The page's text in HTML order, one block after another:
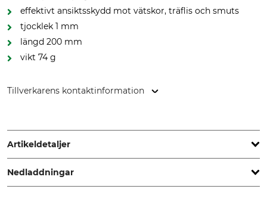
effektivt ansiktsskydd mot vätskor, träflis och smuts
tjocklek 1 mm
längd 200 mm
vikt 74 g
Tillverkarens kontaktinformation
Göteborg, Sweden, www.hultaforsgroup.com
Artikeldetaljer
Märke
Hellberg
Polykarbonat
Nedladdningar